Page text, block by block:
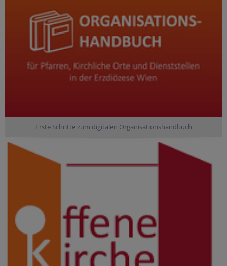
Erste Schritte zum digitalen Organisationshandbuch